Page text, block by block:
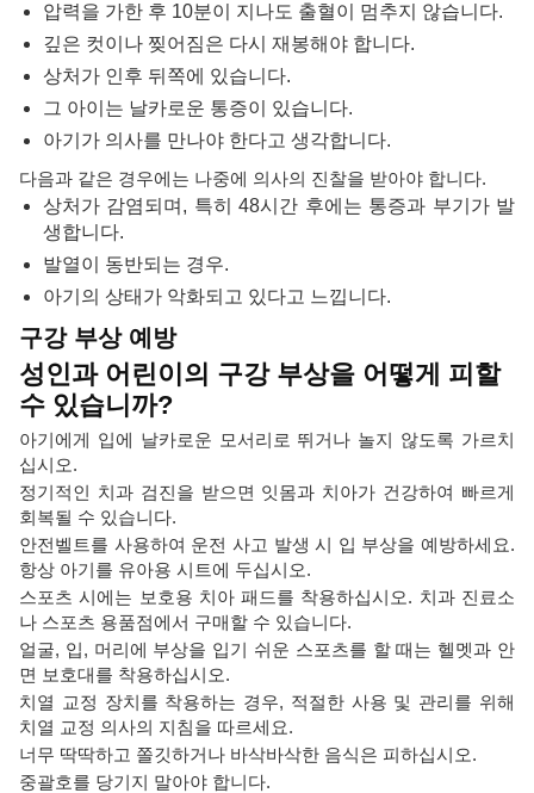
압력을 가한 후 10분이 지나도 출혈이 멈추지 않습니다.
깊은 컷이나 찢어짐은 다시 재봉해야 합니다.
상처가 인후 뒤쪽에 있습니다.
그 아이는 날카로운 통증이 있습니다.
아기가 의사를 만나야 한다고 생각합니다.
다음과 같은 경우에는 나중에 의사의 진찰을 받아야 합니다.
상처가 감염되며, 특히 48시간 후에는 통증과 부기가 발
생합니다.
발열이 동반되는 경우.
아기의 상태가 악화되고 있다고 느낍니다.
구강 부상 예방
성인과 어린이의 구강 부상을 어떻게 피할
수 있습니까?
아기에게 입에 날카로운 모서리로 뛰거나 놀지 않도록 가르치
십시오.
정기적인 치과 검진을 받으면 잇몸과 치아가 건강하여 빠르게
회복될 수 있습니다.
안전벨트를 사용하여 운전 사고 발생 시 입 부상을 예방하세요.
항상 아기를 유아용 시트에 두십시오.
스포츠 시에는 보호용 치아 패드를 착용하십시오. 치과 진료소
나 스포츠 용품점에서 구매할 수 있습니다.
얼굴, 입, 머리에 부상을 입기 쉬운 스포츠를 할 때는 헬멧과 안
면 보호대를 착용하십시오.
치열 교정 장치를 착용하는 경우, 적절한 사용 및 관리를 위해
치열 교정 의사의 지침을 따르세요.
너무 딱딱하고 쫄깃하거나 바삭바삭한 음식은 피하십시오.
중괄호를 당기지 말아야 합니다.